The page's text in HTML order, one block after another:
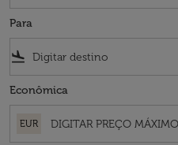
Para
flight_land
Econômica
EUR